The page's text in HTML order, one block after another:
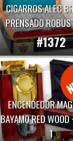
CIGARROS ALEC
PRENSADO
#1372
ENCENDEDOR
BAYAMO RED
1